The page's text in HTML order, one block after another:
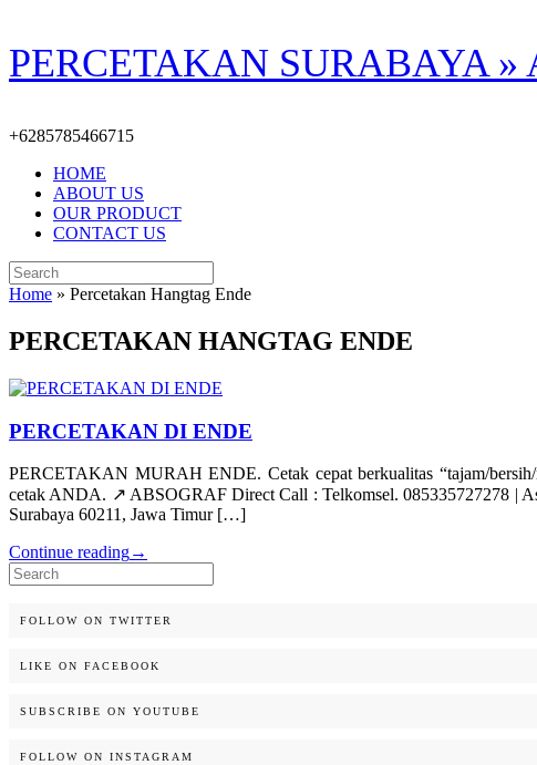
Skip
to
content
PERCETAKAN SURABAYA
+6285785466715
HOME
ABOUT US
OUR PRODUCT
CONTACT US
Search
for:
Home » Percetakan Hangtag Ende
PERCETAKAN HANGTAG ENDE
PERCETAKAN DI ENDE
PERCETAKAN MURAH ENDE. Cetak cepat berkualitas “tajam/
cetak ANDA. ↗️ ABSOGRAF Direct Call : Telkomsel. 085335727278 |
Surabaya 60211, Jawa Timur […]
Continue reading→
Search
for:
FOLLOW ON TWITTER
LIKE ON FACEBOOK
SUBSCRIBE ON YOUTUBE
FOLLOW ON INSTAGRAM